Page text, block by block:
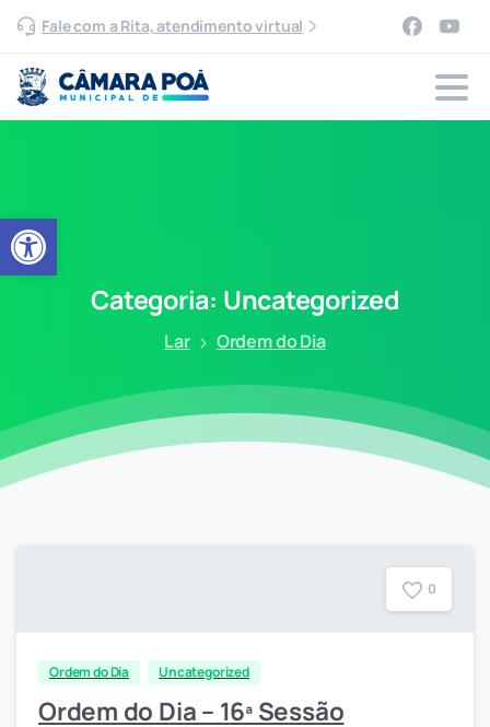
Abrir a barra de ferramentas
Fale com a Rita, atendimento virtual
Categoria: Uncategorized
Lar Ordem do Dia
0
Ordem do Dia Uncategorized
Ordem do Dia – 16ª Sessão